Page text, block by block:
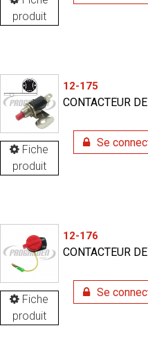
produit
Fiche
produit
12-175
CONTACTEUR
Se
Fiche
produit
12-176
CONTACTEUR
Se